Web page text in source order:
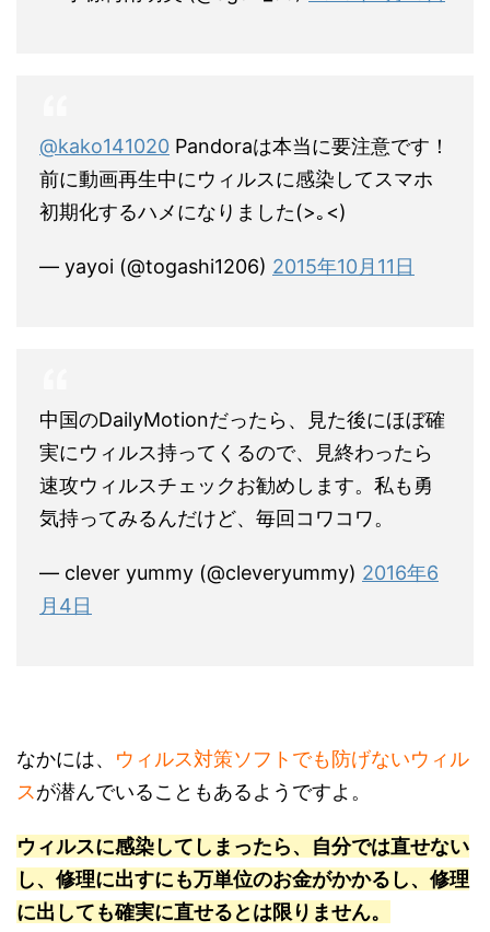
@kako141020 Pandoraは本当に要注意です！
前に動画再生中にウィルスに感染してスマホ
初期化するハメになりました(>｡<)
— yayoi (@togashi1206) 2015年10月11日
中国のDailyMotionだったら、見た後にほぼ確
実にウィルス持ってくるので、見終わったら
速攻ウィルスチェックお勧めします。私も勇
気持ってみるんだけど、毎回コワコワ。
— clever yummy (@cleveryummy) 2016年6
月4日
なかには、 ウィルス対策ソフトでも防げないウィル
スが潜んでいることもあるようですよ。
ウィルスに感染してしまったら、自分では直せない
し、修理に出すにも万単位のお金がかかるし、修理
に出しても確実に直せるとは限りません。